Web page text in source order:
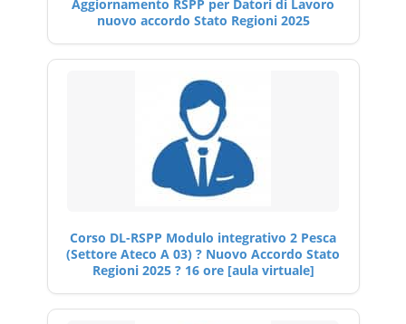
Aggiornamento RSPP per Datori di Lavoro
nuovo accordo Stato Regioni 2025
Corso DL-RSPP Modulo integrativo 2 Pesca
(Settore Ateco A 03) ? Nuovo Accordo Stato
Regioni 2025 ? 16 ore [aula virtuale]